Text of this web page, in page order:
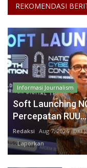
REKOMENDASI
Informasi Journalism
Soft Launching
Percepatan RUU...
Redaksi Aug 7, 2026 DKI
Laporkan